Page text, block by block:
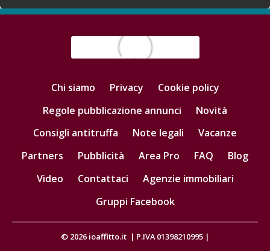
Chi siamo Privacy
Cookie policy
Regole pubblicazione annunci
Novità
Consigli antitruffa
Note legali
Vacanze
Partners
Pubblicità Area Pro FAQ
Blog
Video
Contattaci
Agenzie immobiliari
Gruppi Facebook
© 2026 ioaffitto.it | P.IVA 01398210995 |